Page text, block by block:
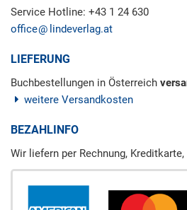
Service Hotline: +43 1 24 630
office
lindeverlag.at
LIEFERUNG
Buchbestellungen in Österreich
weitere Versandkosten
BEZAHLINFO
Wir liefern per Rechnung,